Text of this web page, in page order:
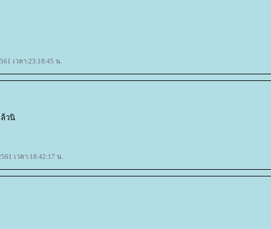
เวลา:23:18:45 น.
วนิ
เวลา:18:42:17 น.